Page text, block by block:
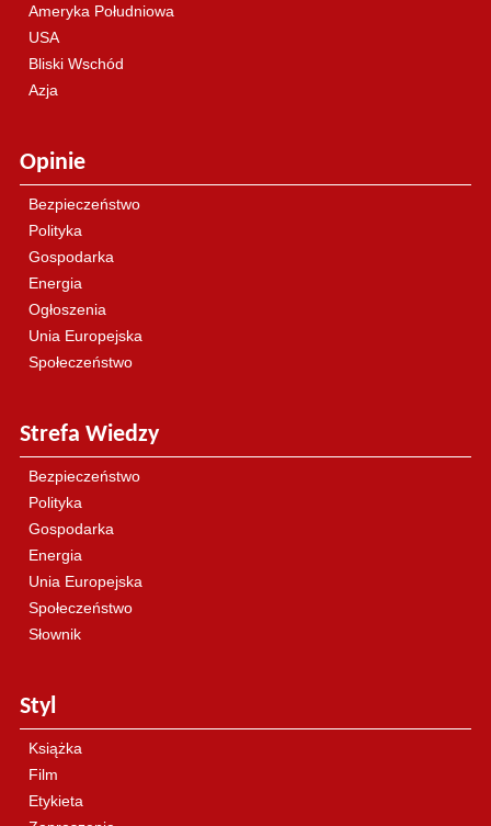
Ameryka Południowa
USA
Bliski Wschód
Azja
Opinie
Bezpieczeństwo
Polityka
Gospodarka
Energia
Ogłoszenia
Unia Europejska
Społeczeństwo
Strefa Wiedzy
Bezpieczeństwo
Polityka
Gospodarka
Energia
Unia Europejska
Społeczeństwo
Słownik
Styl
Książka
Film
Etykieta